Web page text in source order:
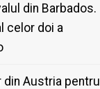
din Barbados.
celor doi a
Austria pentru